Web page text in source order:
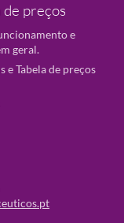
preços
e
geral.
Tabela de preços